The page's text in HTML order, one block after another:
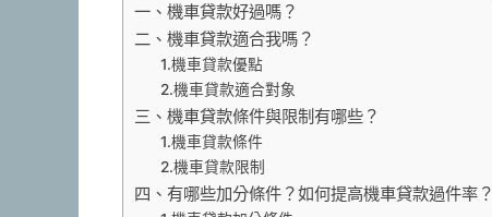
一、機車貸款好過嗎？
二、機車貸款適合我嗎？
1.機車貸款優點
2.機車貸款適合對象
三、機車貸款條件與限制有哪些？
1.機車貸款條件
2.機車貸款限制
四、有哪些加分條件？如何提高機車貸款過件率？